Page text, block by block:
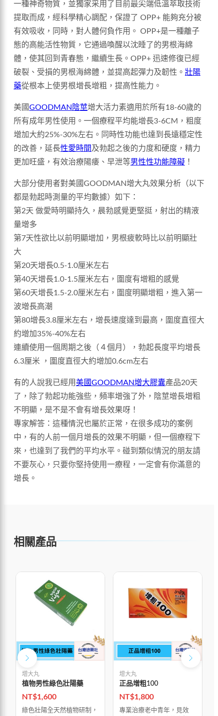
一種神奇物質，並獨家采用了目前最尖端低溫萃取技術
提取而成，經科學精心調配，保證了 OPP+ 能夠充分被
有效吸收，同時，對人體何負作用。 OPP+是一種離子
態的高能活性物質，它通過喚醒以沈睡了的男根海綿
體，使其回到青春態，繼續生長。OPP+ 迅速修復已經
破裂、受損的男根海綿體，並提高起彈力及韌性。 壯陽
藥從根本上使男根增長增粗，提高性能力。
美國GOODMAN陰莖增大活力素適用於所有18-60歲的
所有成年男性使用。一個療程平均能增長3-6CM，粗度
增加大約25%-30%左右。同時性功能也達到長遠穩定性
的改善，延長性愛時間 及勃起之後的力度和硬度，精力
更加旺盛，有效治療陽痿、早泄等男性性功能障礙 ！
大部分使用者對美國GOODMAN增大丸效果分析（以下
都是勃起時測量的平均數據）如下：
第2天 做愛時明顯持久，晨勃感覺更堅挺，射出的精液
量增多
第7天性欲比以前明顯增加，男根疲軟時比以前明顯壯
大
第20天增長0.5-1.0厘米左右
第40天增長1.0-1.5厘米左右，圍度有增粗的感覺
第60天增長1.5-2.0厘米左右，圍度明顯增粗，進入第一
波增長高潮
第80增長3.8厘米左右，增長速度達到最高，圍度直徑大
約增加35%-40%左右
連續使用一個周期之後（４個月），勃起長度平均增長
6.3厘米 ，圍度直徑大約增加0.6cm左右
有的人說我已經用美國GOODMAN增大膠囊產品20天
了，除了勃起功能強些，頻率增強了外，陰莖增長增粗
不明顯，是不是不會有增長效果呀！
專家解答：這種情況也屬於正常，在很多成功的案例
中，有的人前一個月增長的效果不明顯，但一個療程下
來，也達到了我們的平均水平。碰到類似情況的朋友請
不要灰心，只要你堅持使用一療程，一定會有你滿意的
增長。
相關產品
增大丸
植物男性綠色壯陽藥
NT$1,600
綠色壯陽全天然植物研制，
增大丸
正品增粗100
NT$1,800
專業治療老中青年，見效